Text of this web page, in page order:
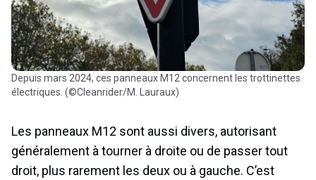
Depuis mars 2024, ces panneaux M12 concernent les trottinettes
électriques. (©Cleanrider/M. Lauraux)
Les panneaux M12 sont aussi divers, autorisant
généralement à tourner à droite ou de passer tout
droit, plus rarement les deux ou à gauche. C’est